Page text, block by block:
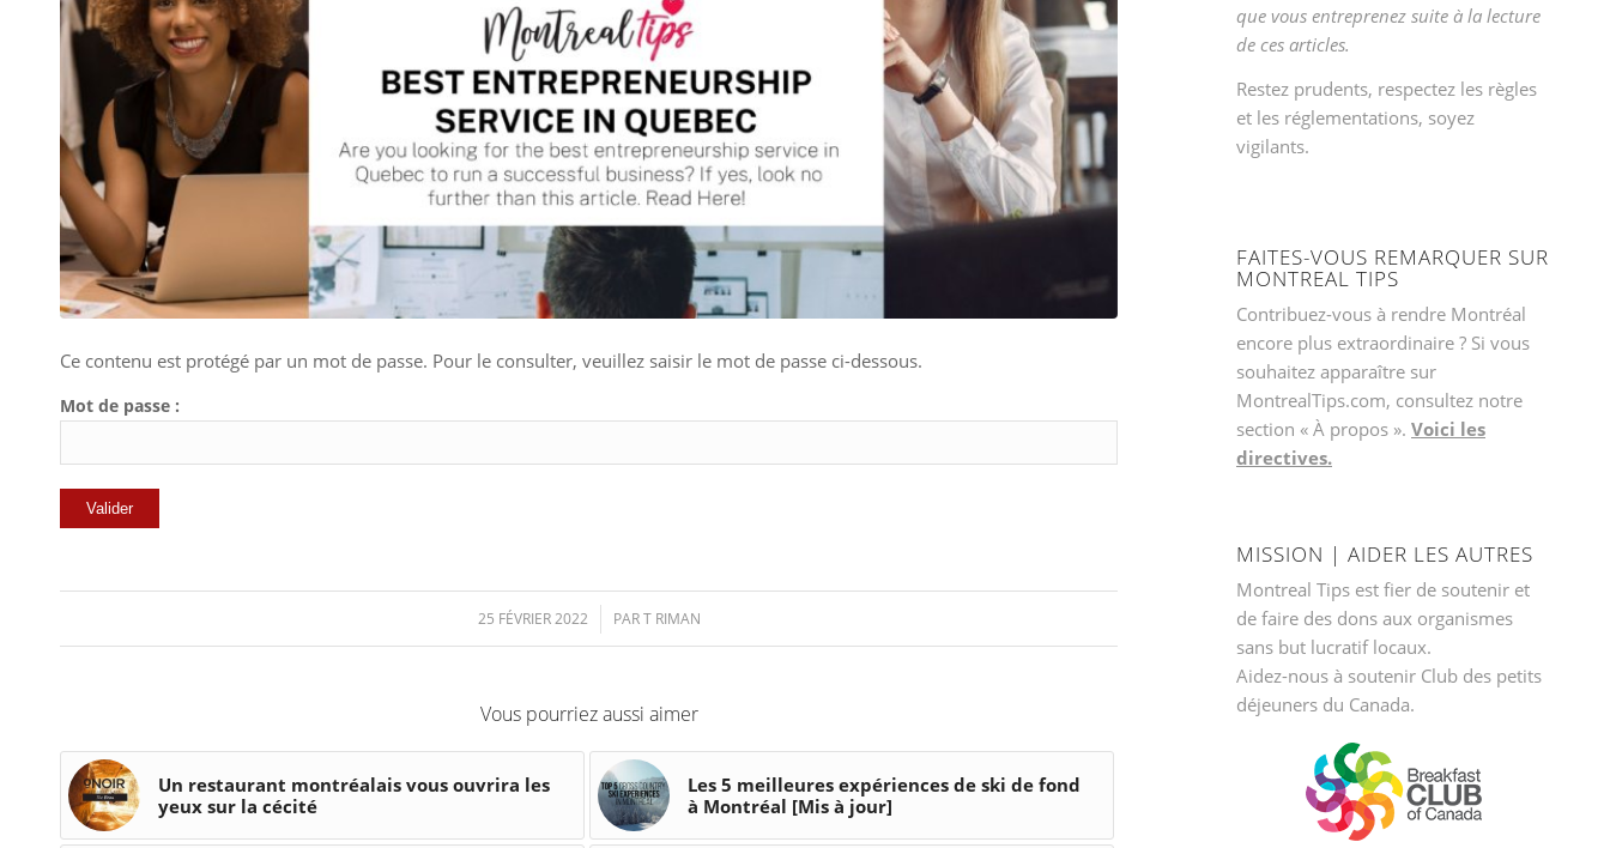
Ce contenu est protégé par un mot de passe. Pour le consulter, veuillez saisir le mot de passe ci-dessous.
Mot de passe :
25 FÉVRIER 2022
/ PART RIMAN
Vous pourriez aussi aimer
Un restaurant montréalais vous ouvrira les
yeux sur la cécité
Les 5 meilleures expériences de ski de fond
à Montréal [Mis à jour]
que vous entreprenez suite à la lecture
de ces articles.
Restez prudents, respectez les règles
et les réglementations, soyez
vigilants.
FAITES-VOUS REMARQUER SUR
MONTREAL TIPS
Contribuez-vous à rendre Montréal
encore plus extraordinaire ? Si vous
souhaitez apparaître sur
MontrealTips.com, consultez notre
section « À propos ». Voici les
directives.
MISSION | AIDER LES AUTRES
Montreal Tips est fier de soutenir et
de faire des dons aux organismes
sans but lucratif locaux.
Aidez-nous à soutenir Club des petits
déjeuners du Canada.